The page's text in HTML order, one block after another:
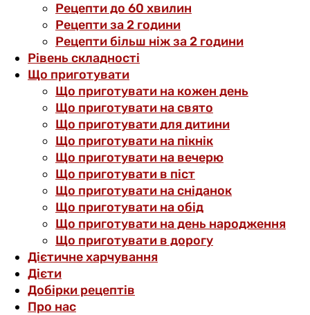
Рецепти до 60 хвилин
Рецепти за 2 години
Рецепти більш ніж за 2 години
Рівень складності
Що приготувати
Що приготувати на кожен день
Що приготувати на свято
Що приготувати для дитини
Що приготувати на пікнік
Що приготувати на вечерю
Що приготувати в піст
Що приготувати на сніданок
Що приготувати на обід
Що приготувати на день народження
Що приготувати в дорогу
Дієтичне харчування
Дієти
Добірки рецептів
Про нас